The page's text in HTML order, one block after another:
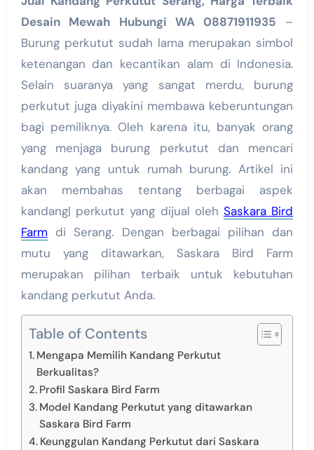
Desain Mewah Hubungi WA 08871911935 –
Burung perkutut sudah lama merupakan simbol
ketenangan dan kecantikan alam di Indonesia.
Selain suaranya yang sangat merdu, burung
perkutut juga diyakini membawa keberuntungan
bagi pemiliknya. Oleh karena itu, banyak orang
yang menjaga burung perkutut dan mencari
kandang yang untuk rumah burung. Artikel ini
akan membahas tentang berbagai aspek
kandang| perkutut yang dijual oleh Saskara Bird
Farmdi Serang. Dengan berbagai pilihan dan
mutu yang ditawarkan, Saskara Bird Farm
merupakan pilihan terbaik untuk kebutuhan
kandang perkutut Anda.
Table of Contents
Mengapa Memilih Kandang Perkutut
Berkualitas?
Profil Saskara Bird Farm
Model Kandang Perkutut yang ditawarkan
Saskara Bird Farm
Keunggulan Kandang Perkutut dari Saskara